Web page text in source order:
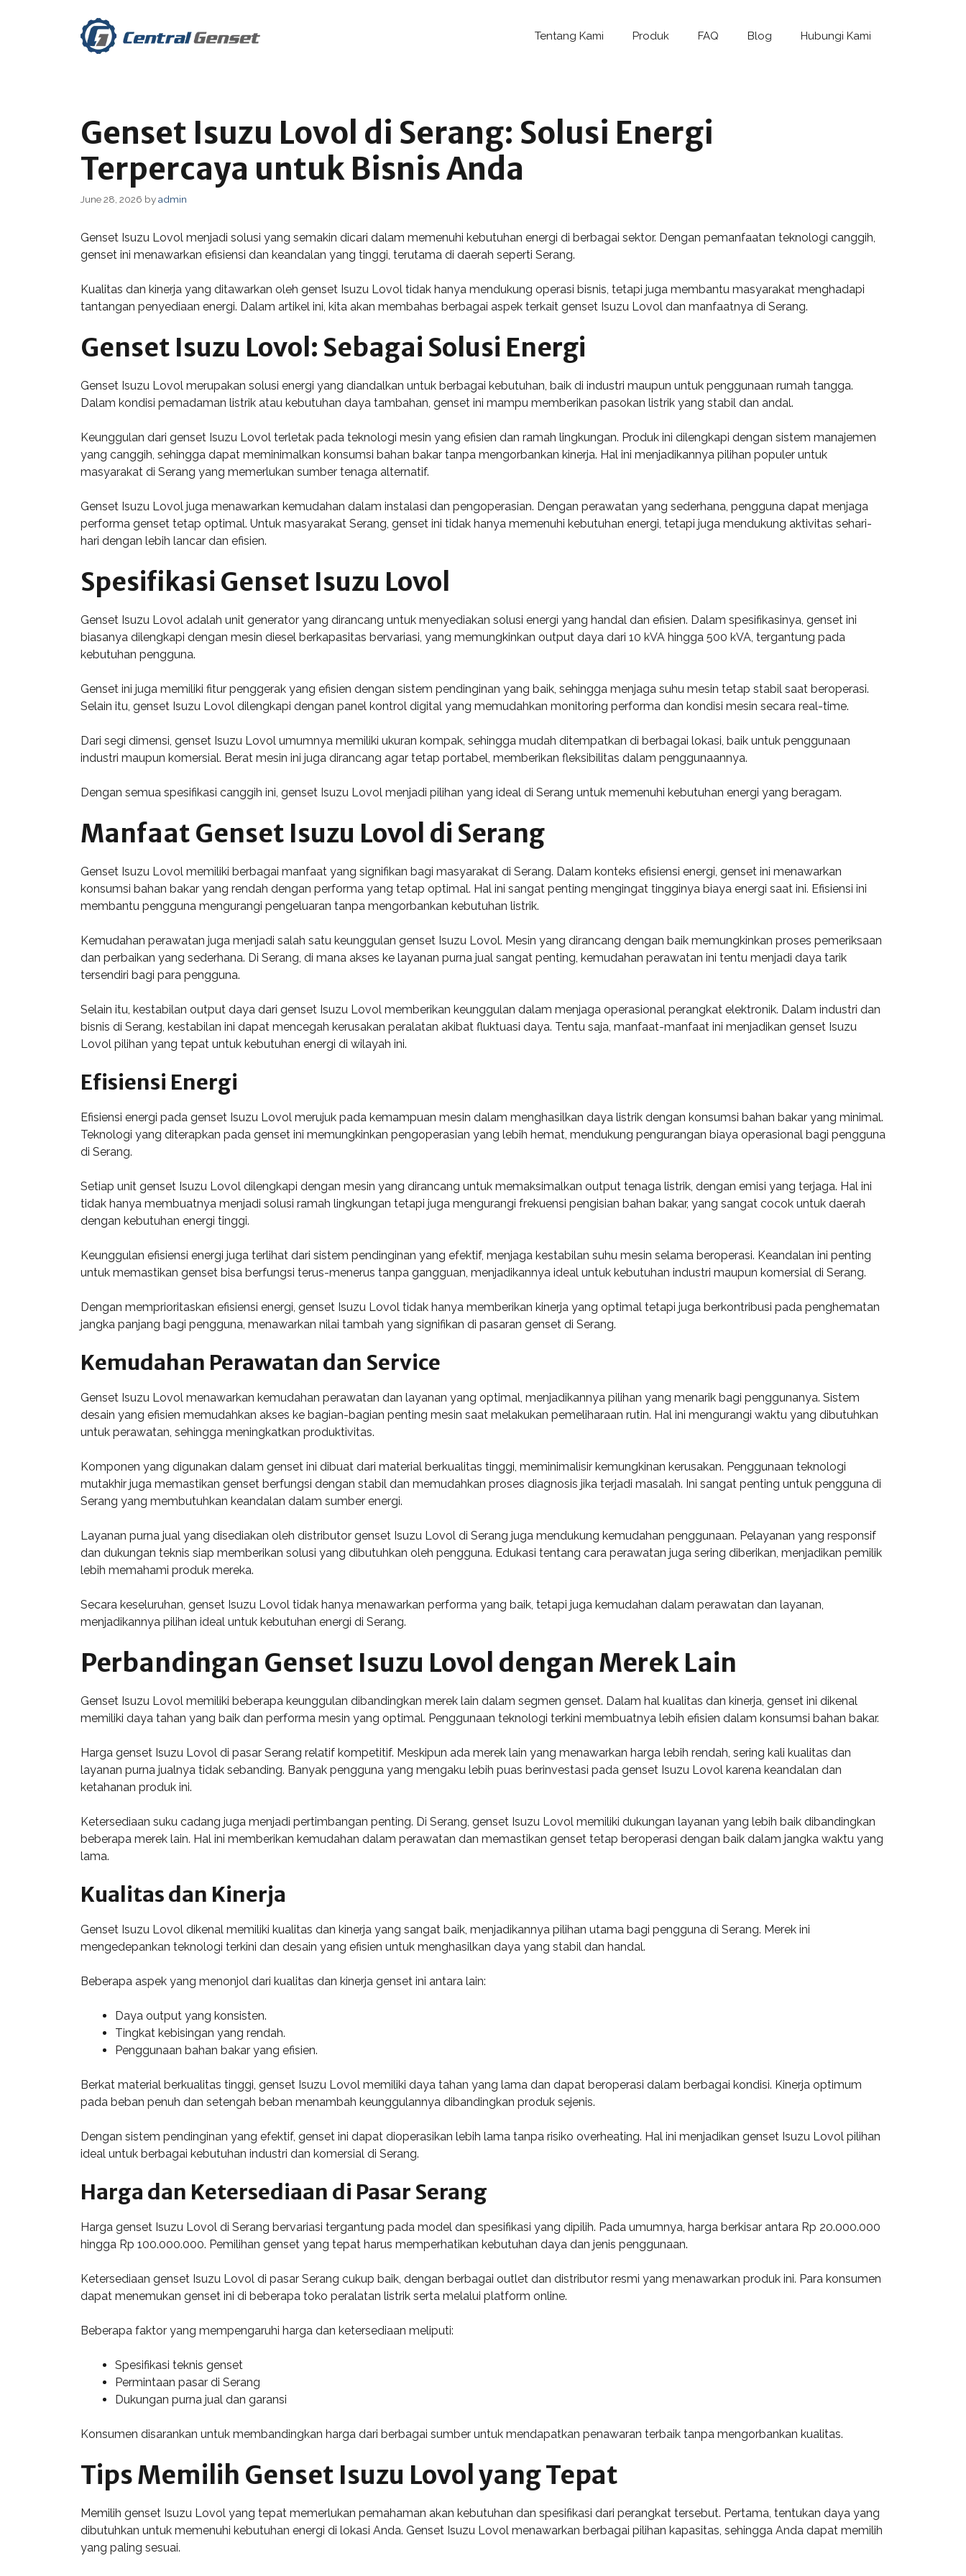
Tentang Kami Produk FAQ Blog Hubungi Kami
Genset Isuzu Lovol di Serang: Solusi Energi
Terpercaya untuk Bisnis Anda
June 28, 2026 byadmin
Genset Isuzu Lovol menjadi solusi yang semakin dicari dalam memenuhi kebutuhan energi di berbagai sektor. Dengan pemanfaatan teknologi canggih,
genset ini menawarkan efisiensi dan keandalan yang tinggi, terutama di daerah seperti Serang.
Kualitas dan kinerja yang ditawarkan oleh genset Isuzu Lovol tidak hanya mendukung operasi bisnis, tetapi juga membantu masyarakat menghadapi
tantangan penyediaan energi. Dalam artikel ini, kita akan membahas berbagai aspek terkait genset Isuzu Lovol dan manfaatnya di Serang.
Genset Isuzu Lovol: Sebagai Solusi Energi
Genset Isuzu Lovol merupakan solusi energi yang diandalkan untuk berbagai kebutuhan, baik di industri maupun untuk penggunaan rumah tangga.
Dalam kondisi pemadaman listrik atau kebutuhan daya tambahan, genset ini mampu memberikan pasokan listrik yang stabil dan andal.
Keunggulan dari genset Isuzu Lovol terletak pada teknologi mesin yang efisien dan ramah lingkungan. Produk ini dilengkapi dengan sistem manajemen
yang canggih, sehingga dapat meminimalkan konsumsi bahan bakar tanpa mengorbankan kinerja. Hal ini menjadikannya pilihan populer untuk
masyarakat di Serang yang memerlukan sumber tenaga alternatif.
Genset Isuzu Lovol juga menawarkan kemudahan dalam instalasi dan pengoperasian. Dengan perawatan yang sederhana, pengguna dapat menjaga
performa genset tetap optimal. Untuk masyarakat Serang, genset ini tidak hanya memenuhi kebutuhan energi, tetapi juga mendukung aktivitas sehari-
hari dengan lebih lancar dan efisien.
Spesifikasi Genset Isuzu Lovol
Genset Isuzu Lovol adalah unit generator yang dirancang untuk menyediakan solusi energi yang handal dan efisien. Dalam spesifikasinya, genset ini
biasanya dilengkapi dengan mesin diesel berkapasitas bervariasi, yang memungkinkan output daya dari 10 kVA hingga 500 kVA, tergantung pada
kebutuhan pengguna.
Genset ini juga memiliki fitur penggerak yang efisien dengan sistem pendinginan yang baik, sehingga menjaga suhu mesin tetap stabil saat beroperasi.
Selain itu, genset Isuzu Lovol dilengkapi dengan panel kontrol digital yang memudahkan monitoring performa dan kondisi mesin secara real-time.
Dari segi dimensi, genset Isuzu Lovol umumnya memiliki ukuran kompak, sehingga mudah ditempatkan di berbagai lokasi, baik untuk penggunaan
industri maupun komersial. Berat mesin ini juga dirancang agar tetap portabel, memberikan fleksibilitas dalam penggunaannya.
Dengan semua spesifikasi canggih ini, genset Isuzu Lovol menjadi pilihan yang ideal di Serang untuk memenuhi kebutuhan energi yang beragam.
Manfaat Genset Isuzu Lovol di Serang
Genset Isuzu Lovol memiliki berbagai manfaat yang signifikan bagi masyarakat di Serang. Dalam konteks efisiensi energi, genset ini menawarkan
konsumsi bahan bakar yang rendah dengan performa yang tetap optimal. Hal ini sangat penting mengingat tingginya biaya energi saat ini. Efisiensi ini
membantu pengguna mengurangi pengeluaran tanpa mengorbankan kebutuhan listrik.
Kemudahan perawatan juga menjadi salah satu keunggulan genset Isuzu Lovol. Mesin yang dirancang dengan baik memungkinkan proses pemeriksaan
dan perbaikan yang sederhana. Di Serang, di mana akses ke layanan purna jual sangat penting, kemudahan perawatan ini tentu menjadi daya tarik
tersendiri bagi para pengguna.
Selain itu, kestabilan output daya dari genset Isuzu Lovol memberikan keunggulan dalam menjaga operasional perangkat elektronik. Dalam industri dan
bisnis di Serang, kestabilan ini dapat mencegah kerusakan peralatan akibat fluktuasi daya. Tentu saja, manfaat-manfaat ini menjadikan genset Isuzu
Lovol pilihan yang tepat untuk kebutuhan energi di wilayah ini.
Efisiensi Energi
Efisiensi energi pada genset Isuzu Lovol merujuk pada kemampuan mesin dalam menghasilkan daya listrik dengan konsumsi bahan bakar yang minimal.
Teknologi yang diterapkan pada genset ini memungkinkan pengoperasian yang lebih hemat, mendukung pengurangan biaya operasional bagi pengguna
di Serang.
Setiap unit genset Isuzu Lovol dilengkapi dengan mesin yang dirancang untuk memaksimalkan output tenaga listrik, dengan emisi yang terjaga. Hal ini
tidak hanya membuatnya menjadi solusi ramah lingkungan tetapi juga mengurangi frekuensi pengisian bahan bakar, yang sangat cocok untuk daerah
dengan kebutuhan energi tinggi.
Keunggulan efisiensi energi juga terlihat dari sistem pendinginan yang efektif, menjaga kestabilan suhu mesin selama beroperasi. Keandalan ini penting
untuk memastikan genset bisa berfungsi terus-menerus tanpa gangguan, menjadikannya ideal untuk kebutuhan industri maupun komersial di Serang.
Dengan memprioritaskan efisiensi energi, genset Isuzu Lovol tidak hanya memberikan kinerja yang optimal tetapi juga berkontribusi pada penghematan
jangka panjang bagi pengguna, menawarkan nilai tambah yang signifikan di pasaran genset di Serang.
Kemudahan Perawatan dan Service
Genset Isuzu Lovol menawarkan kemudahan perawatan dan layanan yang optimal, menjadikannya pilihan yang menarik bagi penggunanya. Sistem
desain yang efisien memudahkan akses ke bagian-bagian penting mesin saat melakukan pemeliharaan rutin. Hal ini mengurangi waktu yang dibutuhkan
untuk perawatan, sehingga meningkatkan produktivitas.
Komponen yang digunakan dalam genset ini dibuat dari material berkualitas tinggi, meminimalisir kemungkinan kerusakan. Penggunaan teknologi
mutakhir juga memastikan genset berfungsi dengan stabil dan memudahkan proses diagnosis jika terjadi masalah. Ini sangat penting untuk pengguna di
Serang yang membutuhkan keandalan dalam sumber energi.
Layanan purna jual yang disediakan oleh distributor genset Isuzu Lovol di Serang juga mendukung kemudahan penggunaan. Pelayanan yang responsif
dan dukungan teknis siap memberikan solusi yang dibutuhkan oleh pengguna. Edukasi tentang cara perawatan juga sering diberikan, menjadikan pemilik
lebih memahami produk mereka.
Secara keseluruhan, genset Isuzu Lovol tidak hanya menawarkan performa yang baik, tetapi juga kemudahan dalam perawatan dan layanan,
menjadikannya pilihan ideal untuk kebutuhan energi di Serang.
Perbandingan Genset Isuzu Lovol dengan Merek Lain
Genset Isuzu Lovol memiliki beberapa keunggulan dibandingkan merek lain dalam segmen genset. Dalam hal kualitas dan kinerja, genset ini dikenal
memiliki daya tahan yang baik dan performa mesin yang optimal. Penggunaan teknologi terkini membuatnya lebih efisien dalam konsumsi bahan bakar.
Harga genset Isuzu Lovol di pasar Serang relatif kompetitif. Meskipun ada merek lain yang menawarkan harga lebih rendah, sering kali kualitas dan
layanan purna jualnya tidak sebanding. Banyak pengguna yang mengaku lebih puas berinvestasi pada genset Isuzu Lovol karena keandalan dan
ketahanan produk ini.
Ketersediaan suku cadang juga menjadi pertimbangan penting. Di Serang, genset Isuzu Lovol memiliki dukungan layanan yang lebih baik dibandingkan
beberapa merek lain. Hal ini memberikan kemudahan dalam perawatan dan memastikan genset tetap beroperasi dengan baik dalam jangka waktu yang
lama.
Kualitas dan Kinerja
Genset Isuzu Lovol dikenal memiliki kualitas dan kinerja yang sangat baik, menjadikannya pilihan utama bagi pengguna di Serang. Merek ini
mengedepankan teknologi terkini dan desain yang efisien untuk menghasilkan daya yang stabil dan handal.
Beberapa aspek yang menonjol dari kualitas dan kinerja genset ini antara lain:
Daya output yang konsisten.
Tingkat kebisingan yang rendah.
Penggunaan bahan bakar yang efisien.
Berkat material berkualitas tinggi, genset Isuzu Lovol memiliki daya tahan yang lama dan dapat beroperasi dalam berbagai kondisi. Kinerja optimum
pada beban penuh dan setengah beban menambah keunggulannya dibandingkan produk sejenis.
Dengan sistem pendinginan yang efektif, genset ini dapat dioperasikan lebih lama tanpa risiko overheating. Hal ini menjadikan genset Isuzu Lovol pilihan
ideal untuk berbagai kebutuhan industri dan komersial di Serang.
Harga dan Ketersediaan di Pasar Serang
Harga genset Isuzu Lovol di Serang bervariasi tergantung pada model dan spesifikasi yang dipilih. Pada umumnya, harga berkisar antara Rp 20.000.000
hingga Rp 100.000.000. Pemilihan genset yang tepat harus memperhatikan kebutuhan daya dan jenis penggunaan.
Ketersediaan genset Isuzu Lovol di pasar Serang cukup baik, dengan berbagai outlet dan distributor resmi yang menawarkan produk ini. Para konsumen
dapat menemukan genset ini di beberapa toko peralatan listrik serta melalui platform online.
Beberapa faktor yang mempengaruhi harga dan ketersediaan meliputi:
Spesifikasi teknis genset
Permintaan pasar di Serang
Dukungan purna jual dan garansi
Konsumen disarankan untuk membandingkan harga dari berbagai sumber untuk mendapatkan penawaran terbaik tanpa mengorbankan kualitas.
Tips Memilih Genset Isuzu Lovol yang Tepat
Memilih genset Isuzu Lovol yang tepat memerlukan pemahaman akan kebutuhan dan spesifikasi dari perangkat tersebut. Pertama, tentukan daya yang
dibutuhkan untuk memenuhi kebutuhan energi di lokasi Anda. Genset Isuzu Lovol menawarkan berbagai pilihan kapasitas, sehingga Anda dapat memilih
yang paling sesuai.